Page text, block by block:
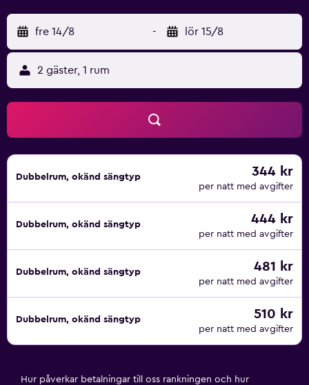
fre 14/8 - lör 15/8
2 gäster, 1 rum
Dubbelrum, okänd sängtyp 344 kr
per natt med avgifter
Dubbelrum, okänd sängtyp 444 kr
per natt med avgifter
Dubbelrum, okänd sängtyp 481 kr
per natt med avgifter
Dubbelrum, okänd sängtyp 510 kr
per natt med avgifter
Hur påverkar betalningar till oss rankningen och hur